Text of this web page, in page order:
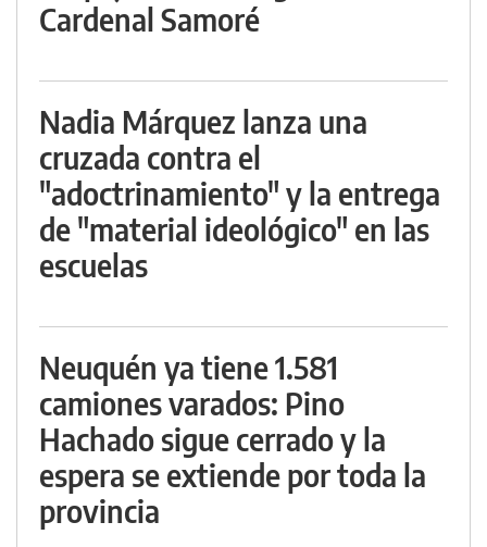
Cardenal Samoré
Nadia Márquez lanza una
cruzada contra el
"adoctrinamiento" y la entrega
de "material ideológico" en las
escuelas
Neuquén ya tiene 1.581
camiones varados: Pino
Hachado sigue cerrado y la
espera se extiende por toda la
provincia